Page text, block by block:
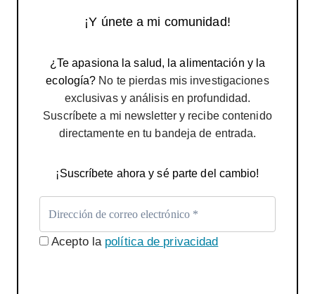
¡Y únete a mi comunidad!
¿Te apasiona la salud, la alimentación y la
ecología? No te pierdas mis investigaciones
exclusivas y análisis en profundidad.
Suscríbete a mi newsletter y recibe contenido
directamente en tu bandeja de entrada.
¡Suscríbete ahora y sé parte del cambio!
Acepto la política de privacidad